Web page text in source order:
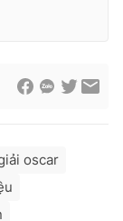
oscar